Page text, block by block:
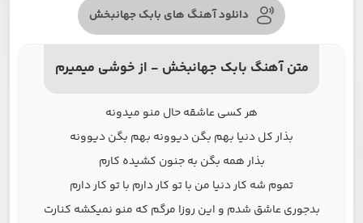
دانلود آهنگ های بابک جهانبخش
متن آهنگ بابک جهانبخش - از خوشی میمیرم
هر کسی عاشقه حال منو میدونه
بذار کل دنیا بهم بگن دیوونه بهم بگن دیوونه
بذار همه بگن به جنون کشیده کارم
تموم شه کار دنیا من با تو کار دارم با تو کار دارم
بدجوری عاشق شدم و این روزا مرگم که منو نمیکشه کنارت